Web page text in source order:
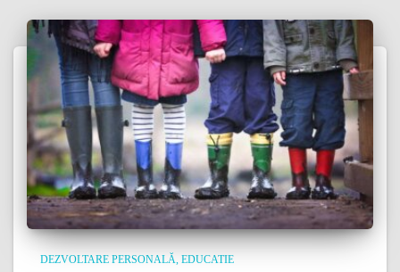
DEZVOLTARE PERSONALĂ EDUCATIE